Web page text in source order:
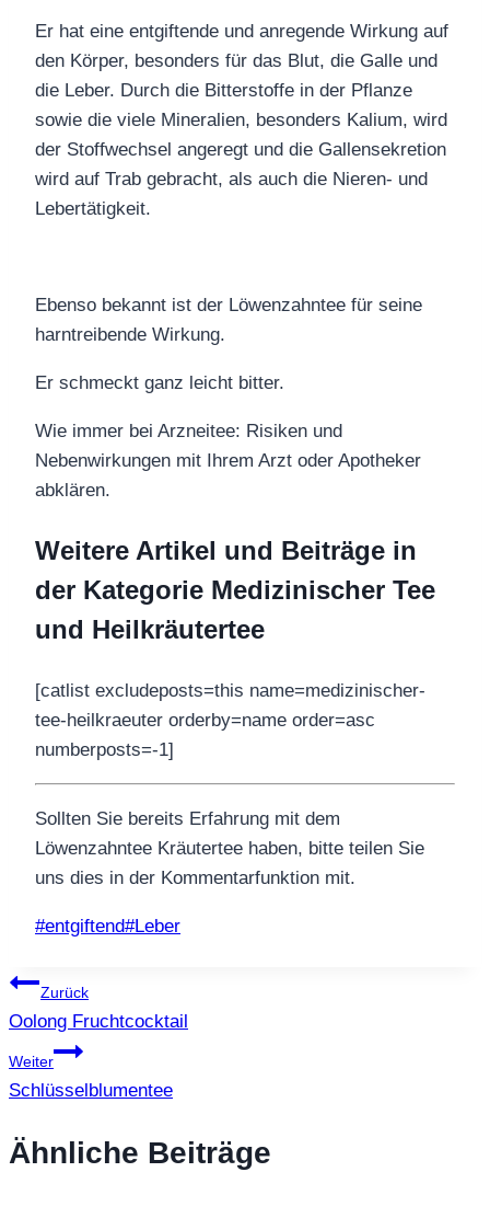
Er hat eine entgiftende und anregende Wirkung auf
den Körper, besonders für das Blut, die Galle und
die Leber. Durch die Bitterstoffe in der Pflanze
sowie die viele Mineralien, besonders Kalium, wird
der Stoffwechsel angeregt und die Gallensekretion
wird auf Trab gebracht, als auch die Nieren- und
Lebertätigkeit.
Ebenso bekannt ist der Löwenzahntee für seine
harntreibende Wirkung.
Er schmeckt ganz leicht bitter.
Wie immer bei Arzneitee: Risiken und
Nebenwirkungen mit Ihrem Arzt oder Apotheker
abklären.
Weitere Artikel und Beiträge in
der Kategorie Medizinischer Tee
und Heilkräutertee
[catlist excludeposts=this name=medizinischer-
tee-heilkraeuter orderby=name order=asc
numberposts=-1]
Sollten Sie bereits Erfahrung mit dem
Löwenzahntee Kräutertee haben, bitte teilen Sie
uns dies in der Kommentarfunktion mit.
Schlagworte:
#entgiftend#Leber
Beitragsnavigation
Zurück
Oolong Fruchtcocktail
Weiter
Schlüsselblumentee
Ähnliche Beiträge